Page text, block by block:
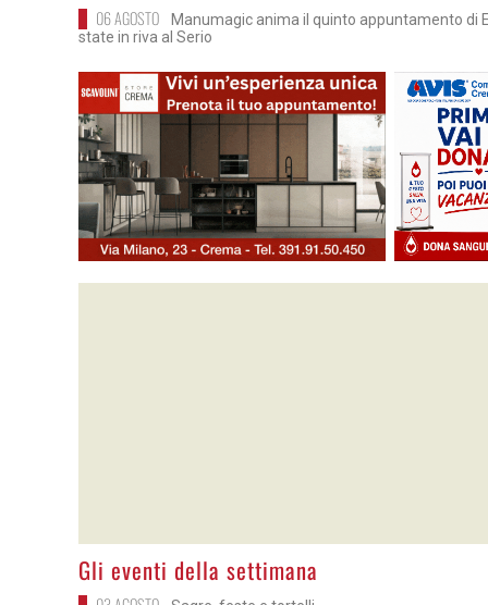
06 AGOSTO
Manumagic anima il quinto appuntamento di
state in riva al Serio
>
Gli eventi della settimana